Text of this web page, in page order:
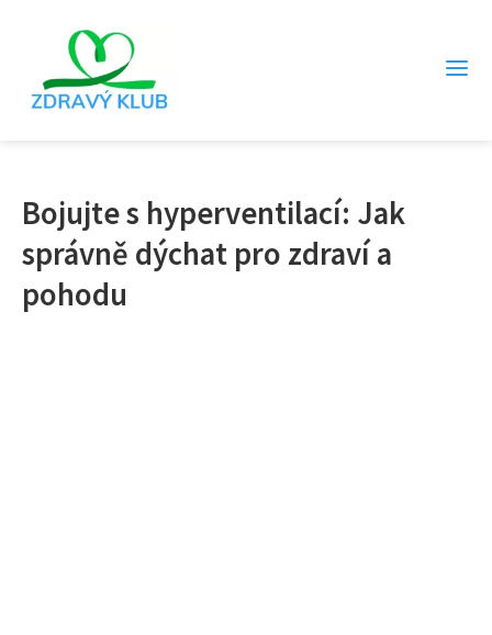
Bojujte s hyperventilací: Jak
správně dýchat pro zdraví a
pohodu